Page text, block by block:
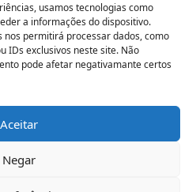
usamos tecnologias como
a informações do dispositivo.
nos permitirá processar dados, como
IDs exclusivos neste site. Não
pode afetar negativamante certos
Aceitar
Negar
Livro de elogios
criativa